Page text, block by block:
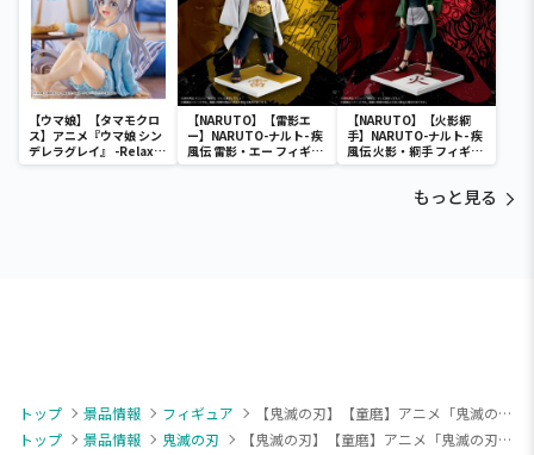
【ウマ娘】【タマモクロ
ス】アニメ『ウマ娘 シン
デレラグレイ』 -Relax
time-タマモクロス
【NARUTO】【雷影エ
ー】NARUTO-ナルト- 疾
風伝 雷影・エー フィギュ
ア～五影集結…!!～
【NARUTO】【火影綱
手】NARUTO-ナルト- 疾
風伝 火影・綱手 フィギュ
ア～五影集結…!!～
もっと見る
トップ 景品情報 フィギュア
【鬼滅の刃】【童磨】アニメ「鬼滅の刃」 フィギュア-鬼ノ装-拾肆の型
トップ
景品情報 鬼滅の刃 【鬼滅の刃】【童磨】アニメ「鬼滅の刃」 フィギュア-鬼ノ装-拾肆の型